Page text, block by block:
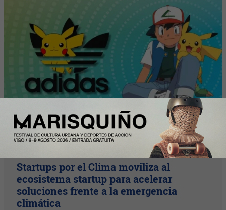
InfoStartUps
Startups por el Clima moviliza al
ecosistema startup para acelerar
soluciones frente a la emergencia
climática